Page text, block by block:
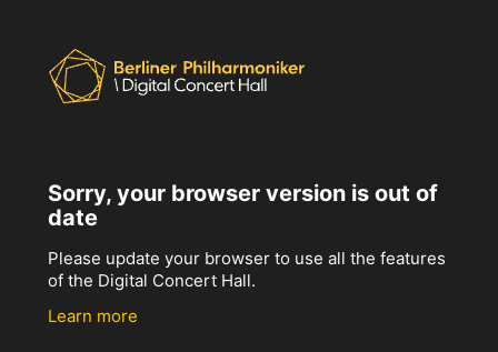
Sorry, your browser version is out of
date
Please update your browser to use all the features
of the Digital Concert Hall.
Learn more